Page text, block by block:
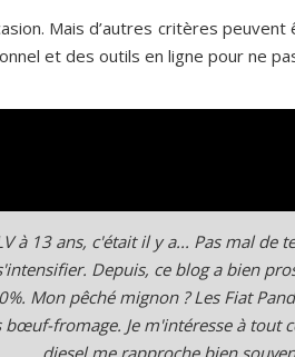
Mais d’autres critères
et des outils en ligne pour ne
à 13 ans, c'était il y a... Pas mal
Depuis, ce blog a bien
Mon pêché mignon ? Les Fiat
bœuf-fromage. Je m'intéresse à tout